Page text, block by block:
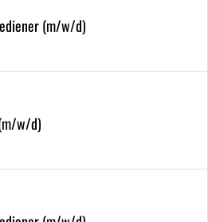
(m/w/d)
w/d)